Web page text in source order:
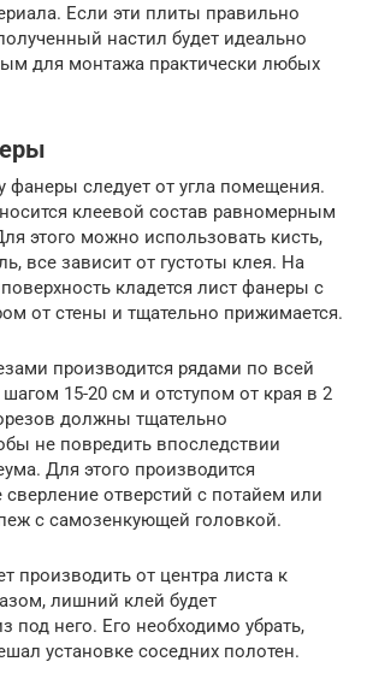
Если эти плиты правильно
настил будет идеально
для монтажа практически любых
фанеры следует от угла помещения.
клеевой состав равномерным
этого можно использовать кисть,
все зависит от густоты клея. На
кладется лист фанеры с
от стены и тщательно прижимается.
производится рядами по всей
15-20 см и отступом от края в 2
должны тщательно
не повредить впоследствии
Для этого производится
сверление отверстий с потайем или
с самозенкующей головкой.
производить от центра листа к
лишний клей будет
под него. Его необходимо убрать,
установке соседних полотен.